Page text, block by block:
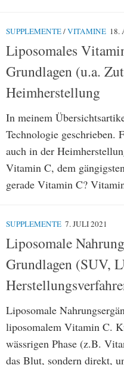
SUPPLEMENTE/VITAMINE 18.
Liposomales
Grundlagen (u.a.
Heimherstellung
In meinem
Technologie geschrieben.
auch in der
Vitamin C, dem
gerade Vitamin C?
SUPPLEMENTE 7. JULI 2021
Liposomale
Grundlagen (SUV,
Liposomale
liposomalem Vitamin C.
wässrigen Phase (z.B.
das Blut, sondern direkt,